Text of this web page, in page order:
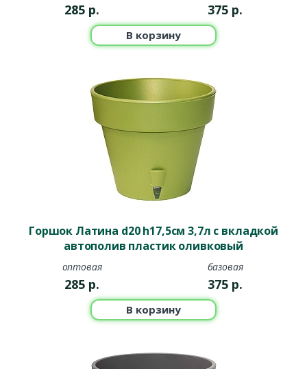
285 р. 375 р.
В корзину
Горшок Латина d20 h17,5см 3,7л с вкладкой
автополив пластик оливковый
оптовая
285 р.
базовая
375 р.
В корзину